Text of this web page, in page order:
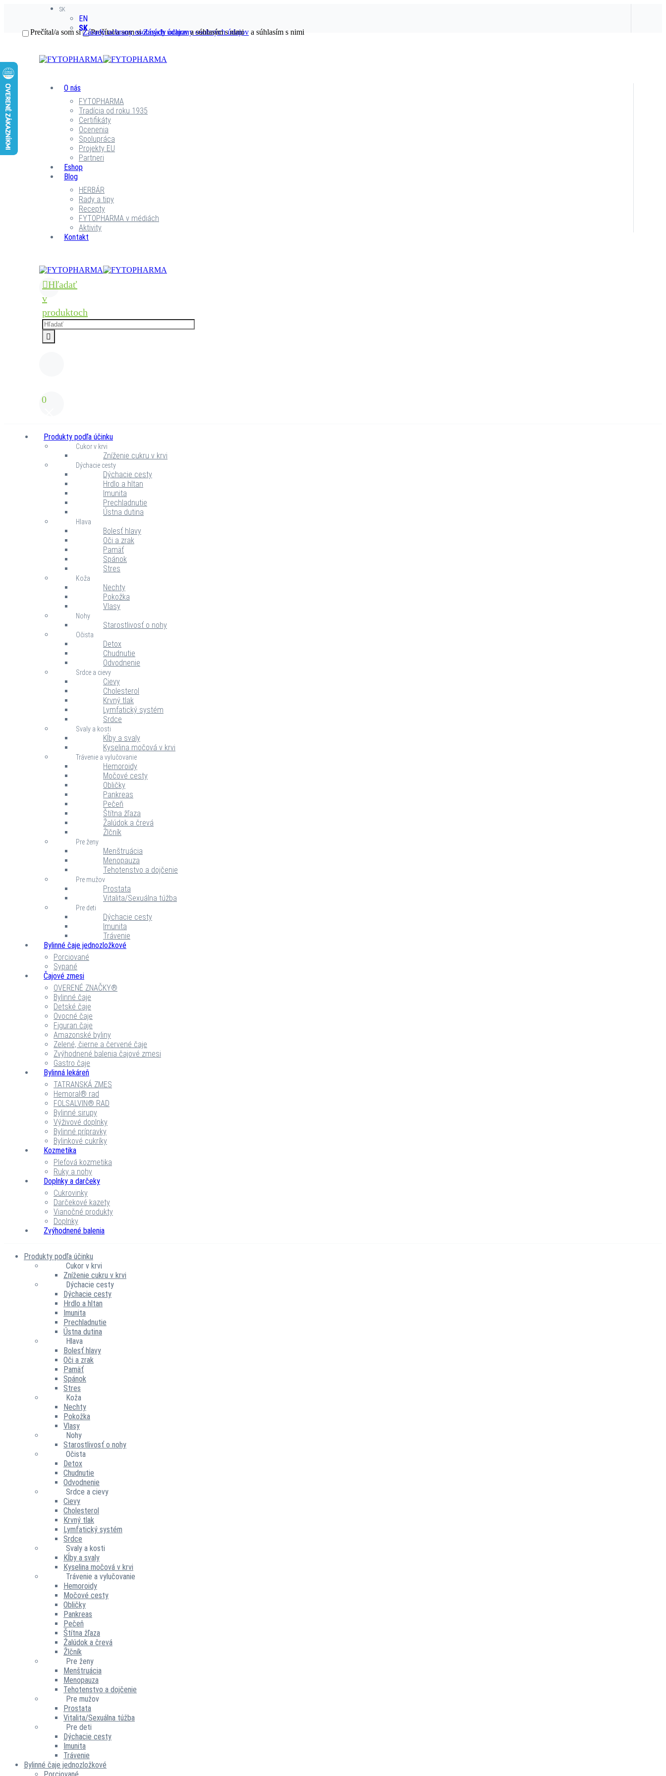
SK
EN
SK
O nás
FYTOPHARMA
Tradícia od roku 1935
Certifikáty
Ocenenia
Spolupráca
Projekty EU
Partneri
Eshop
Blog
HERBÁR
Rady a tipy
Recepty
FYTOPHARMA v médiách
Aktivity
Kontakt
Hľadať
v
produktoch
0
Produkty podľa účinku
Cukor v krvi
Zníženie cukru v krvi
Dýchacie cesty
Dýchacie cesty
Hrdlo a hltan
Imunita
Prechladnutie
Ústna dutina
Hlava
Bolesť hlavy
Oči a zrak
Pamäť
Spánok
Stres
Koža
Nechty
Pokožka
Vlasy
Nohy
Starostlivosť o nohy
Očista
Detox
Chudnutie
Odvodnenie
Srdce a cievy
Cievy
Cholesterol
Krvný tlak
Lymfatický systém
Srdce
Svaly a kosti
Kĺby a svaly
Kyselina močová v krvi
Trávenie a vylučovanie
Hemoroidy
Močové cesty
Obličky
Pankreas
Pečeň
Štítna žľaza
Žalúdok a črevá
Žlčník
Pre ženy
Menštruácia
Menopauza
Tehotenstvo a dojčenie
Pre mužov
Prostata
Vitalita/Sexuálna túžba
Pre deti
Dýchacie cesty
Imunita
Trávenie
Bylinné čaje jednozložkové
Porciované
Sypané
Čajové zmesi
OVERENÉ ZNAČKY®
Bylinné čaje
Detské čaje
Ovocné čaje
Figuran čaje
Amazonské byliny
Zelené, čierne a červené čaje
Zvýhodnené balenia čajové zmesi
Gastro čaje
Bylinná lekáreň
TATRANSKÁ ZMES
Hemoral® rad
FOLSALVIN® RAD
Bylinné sirupy
Výživové doplnky
Bylinné prípravky
Bylinkové cukríky
Kozmetika
Pleťová kozmetika
Ruky a nohy
Doplnky a darčeky
Cukrovinky
Darčekové kazety
Vianočné produkty
Doplnky
Zvýhodnené balenia
Produkty podľa účinku
Cukor v krvi
Zníženie cukru v krvi
Dýchacie cesty
Dýchacie cesty
Hrdlo a hltan
Imunita
Prechladnutie
Ústna dutina
Hlava
Bolesť hlavy
Oči a zrak
Pamäť
Spánok
Stres
Koža
Nechty
Pokožka
Vlasy
Nohy
Starostlivosť o nohy
Očista
Detox
Chudnutie
Odvodnenie
Srdce a cievy
Cievy
Cholesterol
Krvný tlak
Lymfatický systém
Srdce
Svaly a kosti
Kĺby a svaly
Kyselina močová v krvi
Trávenie a vylučovanie
Hemoroidy
Močové cesty
Obličky
Pankreas
Pečeň
Štítna žľaza
Žalúdok a črevá
Žlčník
Pre ženy
Menštruácia
Menopauza
Tehotenstvo a dojčenie
Pre mužov
Prostata
Vitalita/Sexuálna túžba
Pre deti
Dýchacie cesty
Imunita
Trávenie
Bylinné čaje jednozložkové
Prečítal/a som siZásady ochrany osobných údajov a súhlasím s nimi
Prečítal/a som siZásady ochrany osobných údajova súhlasím s nimi